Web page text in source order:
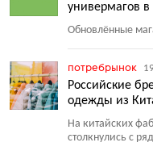
универмагов в
Обновлённые
потребрынок
Российские
одежды из
На китайских
столкнулись с